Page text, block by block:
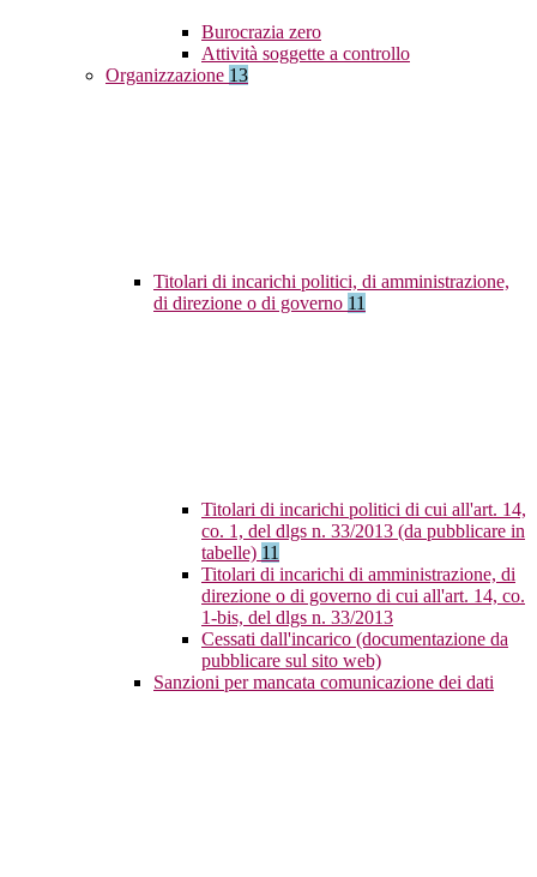
Burocrazia zero
Attività soggette a controllo
Organizzazione 13
Titolari di incarichi politici, di amministrazione,
di direzione o di governo 11
Titolari di incarichi politici di cui all'art. 14,
co. 1, del dlgs n. 33/2013 (da pubblicare in
tabelle) 11
Titolari di incarichi di amministrazione, di
direzione o di governo di cui all'art. 14, co.
1-bis, del dlgs n. 33/2013
Cessati dall'incarico (documentazione da
pubblicare sul sito web)
Sanzioni per mancata comunicazione dei dati